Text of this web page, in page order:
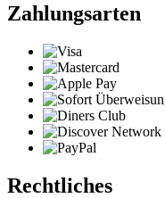
Zahlungsarten
Rechtliches